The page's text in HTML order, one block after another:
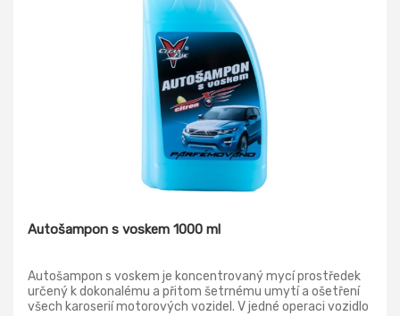
Autošampon s voskem 1000 ml
Autošampon s voskem je koncentrovaný mycí prostředek
určený k dokonalému a přitom šetrnému umytí a ošetření
všech karoserií motorových vozidel. V jedné operaci vozidlo